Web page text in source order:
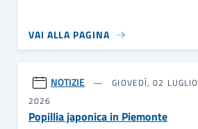
VAI ALLA PAGINA
NOTIZIE
GIOVEDÌ, 02 LUGLIO
2026
Popillia japonica in Piemonte